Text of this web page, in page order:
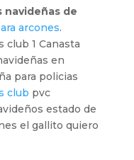
navideñas de
arcones.
club 1 Canasta
en
para policias
club pvc
estado de
el gallito quiero